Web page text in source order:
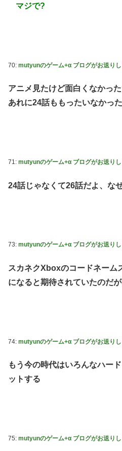
マジで?
70: mutyunのゲーム+α ブログがお送りし
アニメ見たけど面白くなかっ
あれに24話ももったいなかった
71: mutyunのゲーム+α ブログがお送りし
24話じゃなくて26話だよ、な
73: mutyunのゲーム+α ブログがお送りし
スカネクXboxのコードネーム
になると期待されていたのだ
74: mutyunのゲーム+α ブログがお送りし
もう今の時代はいろんなハー
ットする
75: mutyunのゲーム+α ブログがお送りし